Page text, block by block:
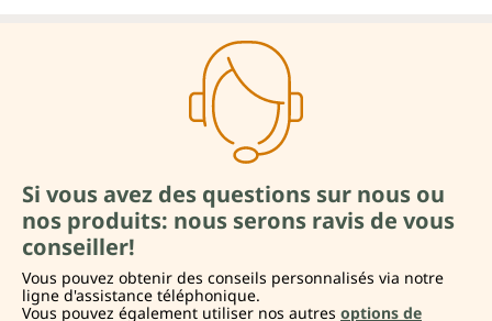
Si vous avez des questions sur nous ou
nos produits: nous serons ravis de vous
conseiller!
Vous pouvez obtenir des conseils personnalisés via notre
ligne d'assistance téléphonique.
Vous pouvez également utiliser nos autres options de